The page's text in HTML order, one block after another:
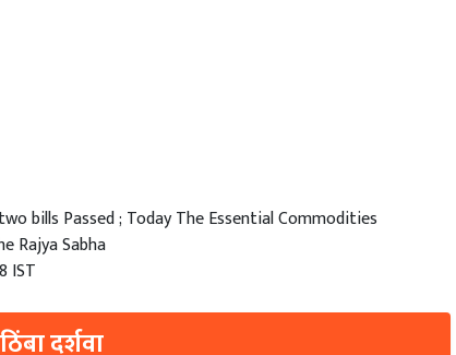
bills Passed ; Today The Essential Commodities
Rajya Sabha
IST
दर्शवा